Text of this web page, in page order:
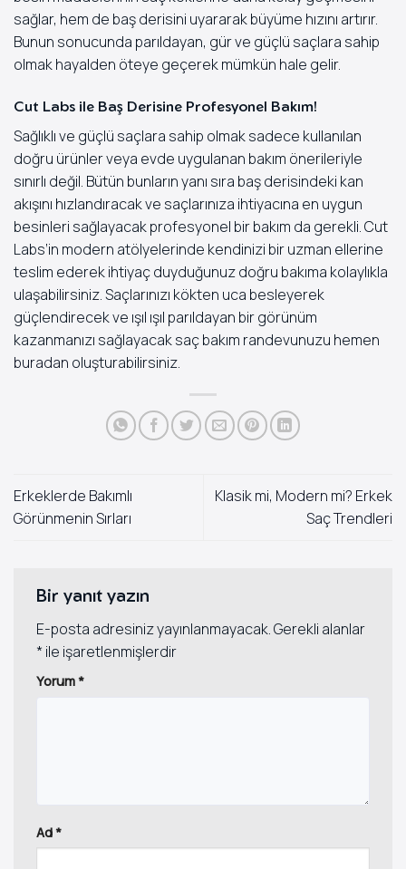
sağlar, hem de baş derisini uyararak büyüme hızını artırır.
Bunun sonucunda parıldayan, gür ve güçlü saçlara sahip
olmak hayalden öteye geçerek mümkün hale gelir.
Cut Labs ile Baş Derisine Profesyonel Bakım!
Sağlıklı ve güçlü saçlara sahip olmak sadece kullanılan
doğru ürünler veya evde uygulanan bakım önerileriyle
sınırlı değil. Bütün bunların yanı sıra baş derisindeki kan
akışını hızlandıracak ve saçlarınıza ihtiyacına en uygun
besinleri sağlayacak profesyonel bir bakım da gerekli. Cut
Labs’in modern atölyelerinde kendinizi bir uzman ellerine
teslim ederek ihtiyaç duyduğunuz doğru bakıma kolaylıkla
ulaşabilirsiniz. Saçlarınızı kökten uca besleyerek
güçlendirecek ve ışıl ışıl parıldayan bir görünüm
kazanmanızı sağlayacak saç bakım randevunuzu hemen
buradan oluşturabilirsiniz.
Erkeklerde Bakımlı
Görünmenin Sırları
Klasik mi, Modern mi? Erkek
Saç Trendleri
Bir yanıt yazın
E-posta adresiniz yayınlanmayacak.Gerekli alanlar
* ile işaretlenmişlerdir
Yorum*
Ad*